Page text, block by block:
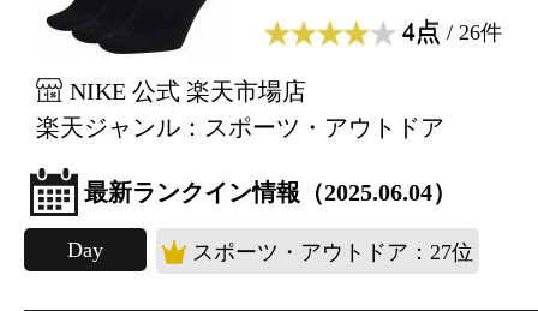
4点 / 26件
NIKE 公式 楽天市場店
楽天ジャンル：スポーツ・アウトドア
最新ランクイン情報（2025.06.04）
Day スポーツ・アウトドア：27位